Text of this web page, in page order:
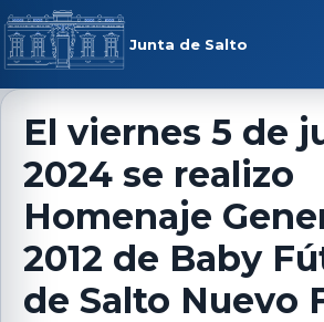
Saltar al contenido
Junta de Salto
menú
El viernes 5 de
2024 se realizo
Homenaje
2012 de Baby
de Salto Nuevo